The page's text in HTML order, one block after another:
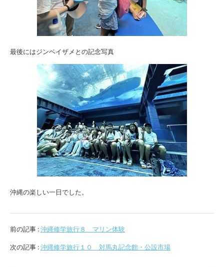
最後にはジンベイザメとの記念写真
沖縄の楽しい一日でした。
前の記事 :沖縄修学旅行８ マリン体験
次の記事 :沖縄修学旅行１０ 対馬丸記念館・公設市場